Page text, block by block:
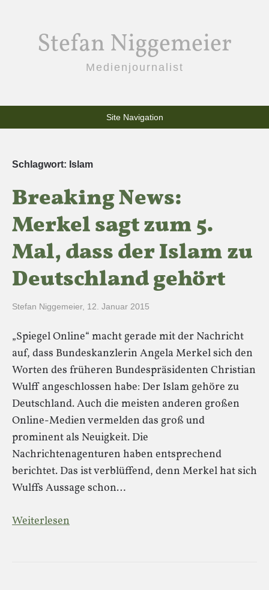
Stefan Niggemeier
Medienjournalist
Site Navigation
Schlagwort: Islam
Breaking News:
Merkel sagt zum 5.
Mal, dass der Islam zu
Deutschland gehört
Stefan Niggemeier, 12. Januar 2015
„Spiegel Online“ macht gerade mit der Nachricht
auf, dass Bundeskanzlerin Angela Merkel sich den
Worten des früheren Bundespräsidenten Christian
Wulff angeschlossen habe: Der Islam gehöre zu
Deutschland. Auch die meisten anderen großen
Online-Medien vermelden das groß und
prominent als Neuigkeit. Die
Nachrichtenagenturen haben entsprechend
berichtet. Das ist verblüffend, denn Merkel hat sich
Wulffs Aussage schon…
Weiterlesen